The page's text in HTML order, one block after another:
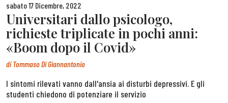
sabato 17 Dicembre, 2022
Universitari dallo psicologo,
richieste triplicate in pochi anni:
«Boom dopo il Covid»
diTommaso Di Giannantonio
I sintomi rilevati vanno dall'ansia ai disturbi depressivi. E gli
studenti chiedono di potenziare il servizio